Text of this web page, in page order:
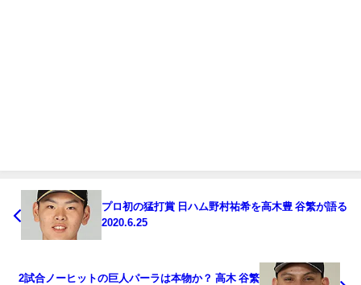
プロ初の猛打賞 日ハム野村祐希を高木豊 谷繁が語る
2020.6.25
2試合ノーヒットの巨人パーラは本物か？ 高木 谷繁